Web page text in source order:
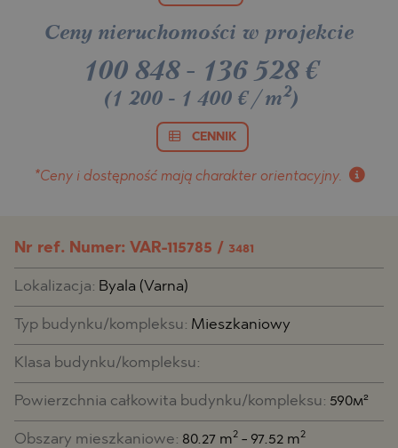
Ceny nieruchomości w projekcie
100 848- 136 528€
(1 200 - 1 400 €/m2)
CENNIK
*Ceny i dostępność mają charakter orientacyjny.
Nr ref. Numer: VAR-115785 / 3481
Lokalizacja: Byala (Varna)
Typ budynku/kompleksu: Mieszkaniowy
Klasa budynku/kompleksu:
Powierzchnia całkowita budynku/kompleksu: 590м²
Obszary mieszkaniowe: 80.27 m2 - 97.52 m2